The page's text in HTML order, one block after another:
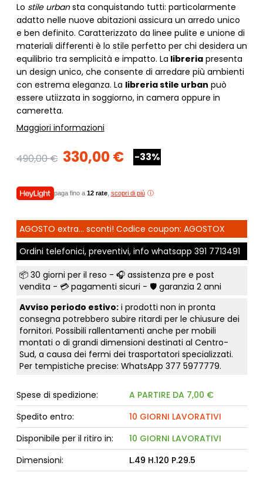
Lo stile urbansta conquistando tutti: particolarmente
adatto nelle nuove abitazioni assicura un arredo unico
e ben definito. Caratterizzato da linee pulite e unione di
materiali differenti è lo stile perfetto per chi desidera un
equilibrio tra semplicità e impatto. La libreriapresenta
un design unico, che consente di arredare più ambienti
con estrema eleganza. La libreria stile urban può
essere utiizzata in soggiorno, in camera oppure in
cameretta.
Maggiori informazioni
490,00 € 330,00 € -33%
paga fino a 12 rate, scopri di più
AGOSTO extra... sconti! Codice coupon: AGOSTOX
Ordini telefonici, preventivi, info whatsapp 391 7713491
📦 30 giorni per il reso - 🎧 assistenza pre e post
vendita - 💳 pagamenti sicuri - 🛡️ garanzia 2 anni
Avviso periodo estivo:i prodotti non in pronta
consegna potrebbero subire ritardi per le chiusure dei
fornitori. Possibili rallentamenti anche per mobili
montati o di grandi dimensioni destinati al Centro-
Sud, a causa dei fermi dei trasportatori specializzati.
Per tempistiche precise: WhatsApp 377 5977779.
Spese di spedizione:
A PARTIRE DA 7,00 €
Spedito entro:
10 GIORNI LAVORATIVI
Disponibile per il ritiro in:
10 GIORNI LAVORATIVI
Dimensioni:
L.49 H.120 P.29.5